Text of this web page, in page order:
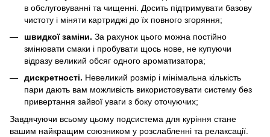
в обслуговуванні та чищенні. Досить підтримувати базову
чистоту і міняти картриджі до їх повного згоряння;
швидкої заміни. За рахунок цього можна постійно
змінювати смаки і пробувати щось нове, не купуючи
відразу великий обсяг одного ароматизатора;
дискретності. Невеликий розмір і мінімальна кількість
пари дають вам можливість використовувати систему без
привертання зайвої уваги з боку оточуючих;
Завдячуючи всьому цьому подсистема для куріння стане
вашим найкращим союзником у розслабленні та релаксації.